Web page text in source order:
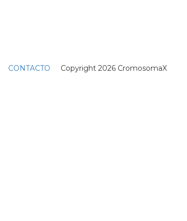
CONTACTO Copyright 2026 CromosomaX